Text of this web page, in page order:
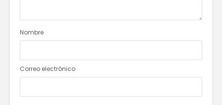
Nombre
Correo electrónico